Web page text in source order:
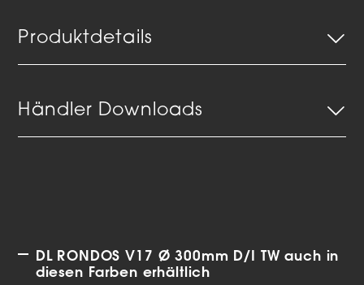
Produktdetails
Händler Downloads
DL RONDOS V17 Ø 300mm D/I TW auch in
diesen Farben erhältlich